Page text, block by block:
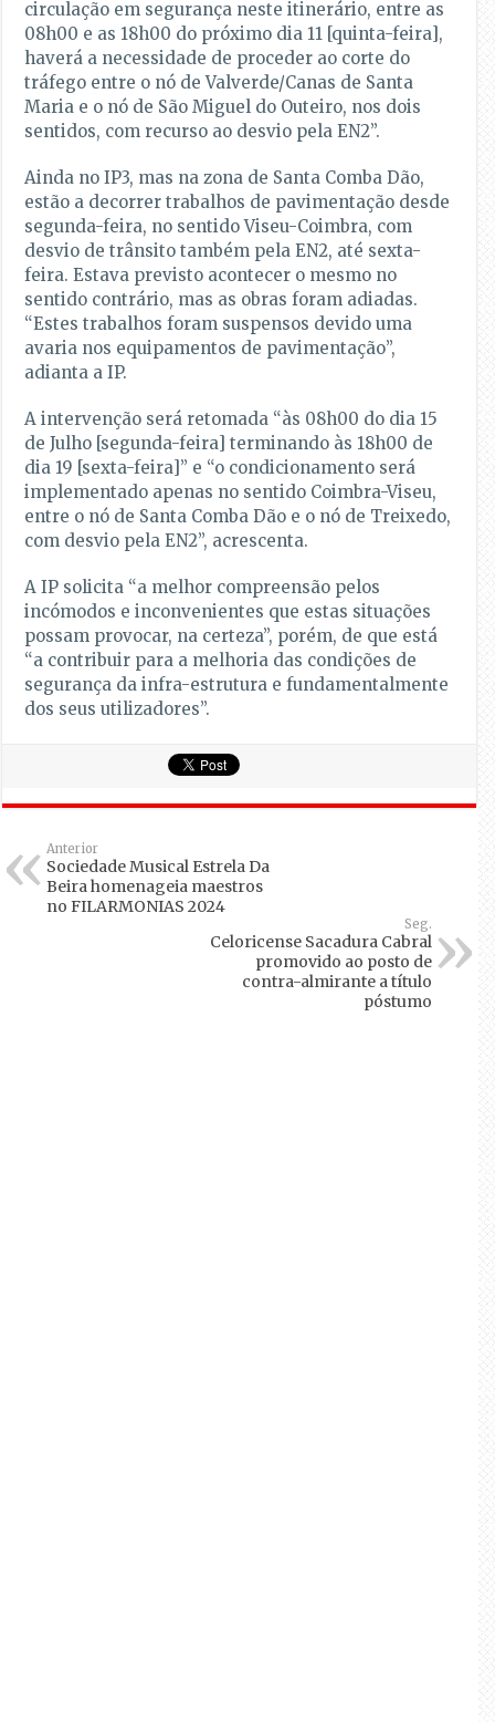
circulação em segurança neste itinerário, entre as
08h00 e as 18h00 do próximo dia 11 [quinta-feira],
haverá a necessidade de proceder ao corte do
tráfego entre o nó de Valverde/Canas de Santa
Maria e o nó de São Miguel do Outeiro, nos dois
sentidos, com recurso ao desvio pela EN2”.
Ainda no IP3, mas na zona de Santa Comba Dão,
estão a decorrer trabalhos de pavimentação desde
segunda-feira, no sentido Viseu-Coimbra, com
desvio de trânsito também pela EN2, até sexta-
feira. Estava previsto acontecer o mesmo no
sentido contrário, mas as obras foram adiadas.
“Estes trabalhos foram suspensos devido uma
avaria nos equipamentos de pavimentação”,
adianta a IP.
A intervenção será retomada “às 08h00 do dia 15
de Julho [segunda-feira] terminando às 18h00 de
dia 19 [sexta-feira]” e “o condicionamento será
implementado apenas no sentido Coimbra-Viseu,
entre o nó de Santa Comba Dão e o nó de Treixedo,
com desvio pela EN2”, acrescenta.
A IP solicita “a melhor compreensão pelos
incómodos e inconvenientes que estas situações
possam provocar, na certeza”, porém, de que está
“a contribuir para a melhoria das condições de
segurança da infra-estrutura e fundamentalmente
dos seus utilizadores”.
Anterior
Sociedade Musical Estrela Da
Beira homenageia maestros
no FILARMONIAS 2024
Seg.
Celoricense Sacadura Cabral
promovido ao posto de
contra-almirante a título
póstumo